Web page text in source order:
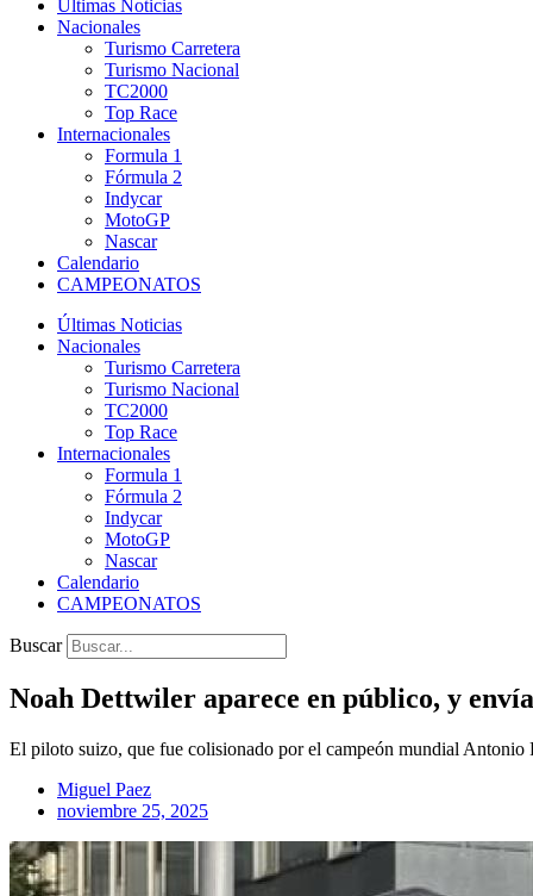
Últimas Noticias
Nacionales
Turismo Carretera
Turismo Nacional
TC2000
Top Race
Internacionales
Formula 1
Fórmula 2
Indycar
MotoGP
Nascar
Calendario
CAMPEONATOS
Últimas Noticias
Nacionales
Turismo Carretera
Turismo Nacional
TC2000
Top Race
Internacionales
Formula 1
Fórmula 2
Indycar
MotoGP
Nascar
Calendario
CAMPEONATOS
Buscar
Noah Dettwiler aparece en público, y
El piloto suizo, que fue colisionado por el campeón mundial Antonio
Miguel Paez
noviembre 25, 2025